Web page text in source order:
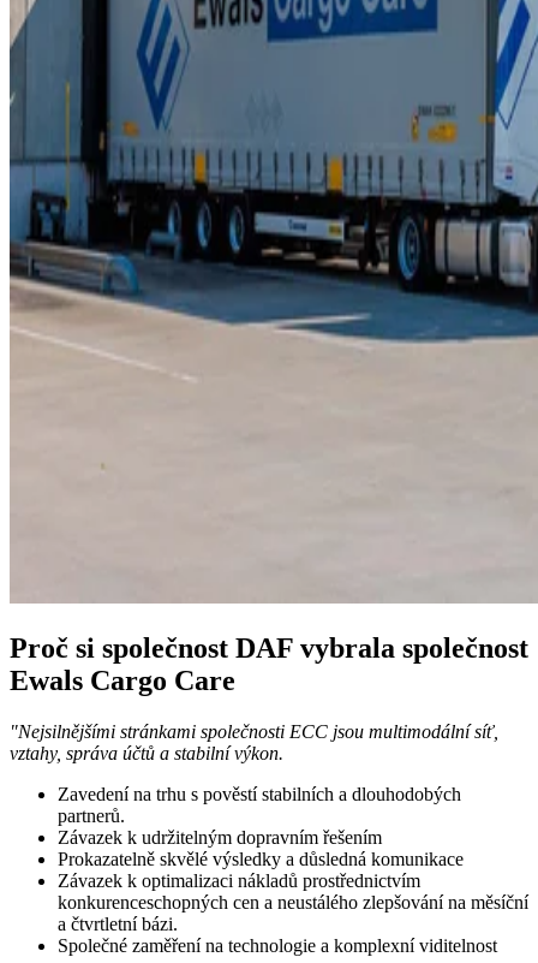
Proč si společnost DAF vybrala společnost
Ewals Cargo Care
"Nejsilnějšími stránkami společnosti ECC jsou multimodální síť,
vztahy, správa účtů a stabilní výkon.
Zavedení na trhu s pověstí stabilních a dlouhodobých
partnerů.
Závazek k udržitelným dopravním řešením
Prokazatelně skvělé výsledky a důsledná komunikace
Závazek k optimalizaci nákladů prostřednictvím
konkurenceschopných cen a neustálého zlepšování na měsíční
a čtvrtletní bázi.
Společné zaměření na technologie a komplexní viditelnost